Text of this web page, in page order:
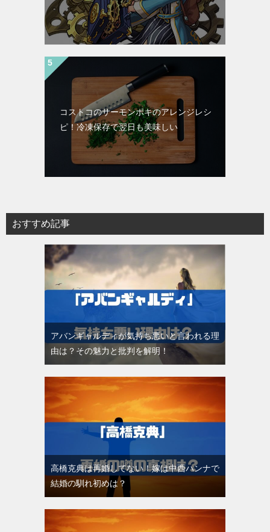
コストコのサーモンポキのアレンジレシ
ピ！冷凍保存で翌日も美味しい
おすすめ記事
アバンギャルディが気持ち悪いと言われる理
由は？その魅力と批判を解明！
高橋克典は再婚してない！嫁は中西ハンナで
結婚の馴れ初めは？